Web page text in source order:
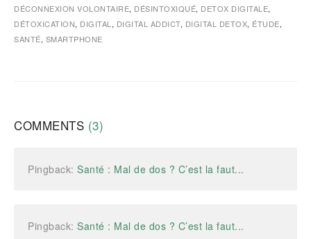
DÉCONNEXION VOLONTAIRE, DÉSINTOXIQUÉ, DETOX DIGITALE,
DÉTOXICATION, DIGITAL , DIGITAL ADDICT, DIGITAL DETOX, ÉTUDE,
SANTÉ, SMARTPHONE
COMMENTS (3)
Pingback: Santé : Mal de dos ? C’est la faut...
Pingback: Santé : Mal de dos ? C’est la faut...